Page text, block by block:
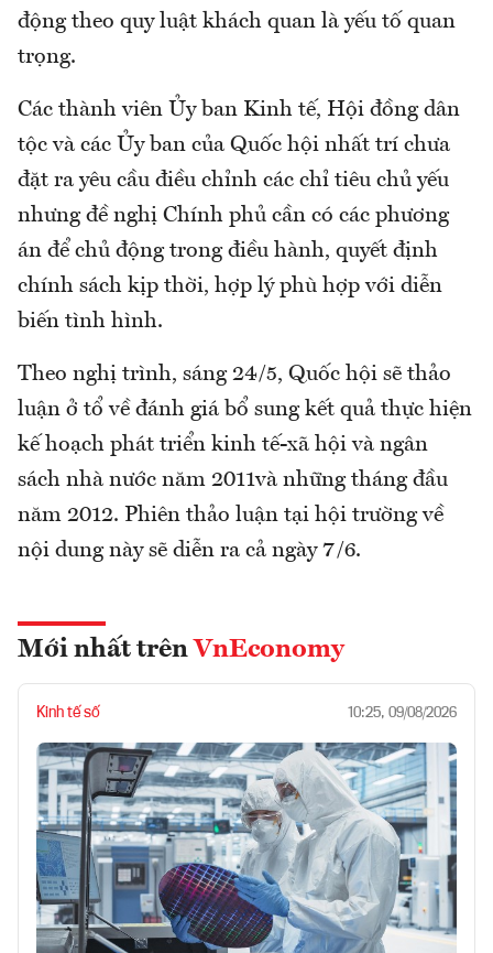
động theo quy luật khách quan là yếu tố quan
trọng.
Các thành viên Ủy ban Kinh tế, Hội đồng dân
tộc và các Ủy ban của Quốc hội nhất trí chưa
đặt ra yêu cầu điều chỉnh các chỉ tiêu chủ yếu
nhưng đề nghị Chính phủ cần có các phương
án để chủ động trong điều hành, quyết định
chính sách kịp thời, hợp lý phù hợp với diễn
biến tình hình.
Theo nghị trình, sáng 24/5, Quốc hội sẽ thảo
luận ở tổ về đánh giá bổ sung kết quả thực hiện
kế hoạch phát triển kinh tế-xã hội và ngân
sách nhà nước năm 2011và những tháng đầu
năm 2012. Phiên thảo luận tại hội trường về
nội dung này sẽ diễn ra cả ngày 7/6.
Mới nhất trên VnEconomy
Kinh tế số 10:25, 09/08/2026